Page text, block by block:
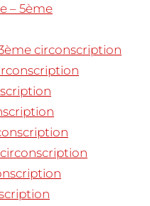
– 5ème
circonscription